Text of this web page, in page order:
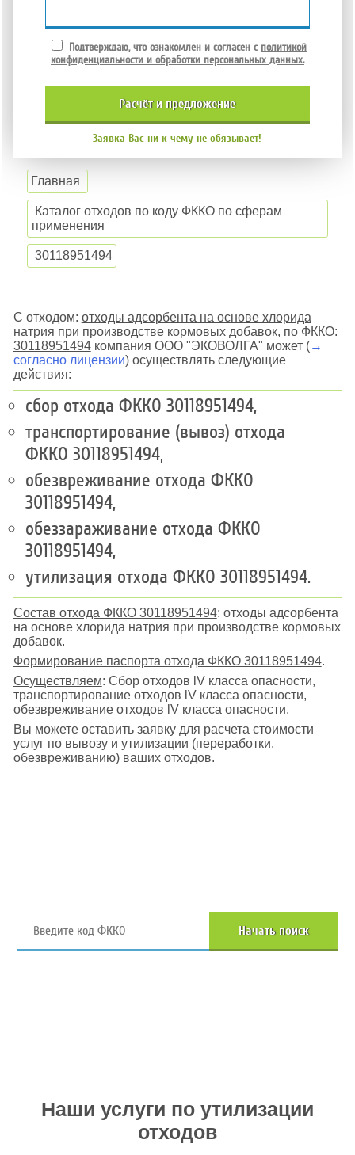
Подтверждаю, что ознакомлен и согласен с политикой
конфиденциальности и обработки персональных данных.
расчёт и предложение
Заявка Вас ни к чему не обязывает!
Главная
Каталог отходов по коду ФККО по сферам
применения
30118951494
С отходом: отходы адсорбента на основе хлорида
натрия при производстве кормовых добавок, по ФККО:
30118951494компания ООО "ЭКОВОЛГА" может (→
согласно лицензии) осуществлять следующие
действия:
сбор отхода ФККО 30118951494,
транспортирование (вывоз) отхода
ФККО 30118951494,
обезвреживание отхода ФККО
30118951494,
обеззараживание отхода ФККО
30118951494,
утилизация отхода ФККО 30118951494.
Состав отхода ФККО 30118951494: отходы адсорбента
на основе хлорида натрия при производстве кормовых
добавок.
Формирование паспорта отхода ФККО 30118951494.
Осуществляем: Сбор отходов lV класса опасности,
транспортирование отходов lV класса опасности,
обезвреживание отходов lV класса опасности.
Вы можете оставить заявку для расчета стоимости
услуг по вывозу и утилизации (переработки,
обезвреживанию) ваших отходов.
Начать поиск
Наши услуги по утилизации
отходов